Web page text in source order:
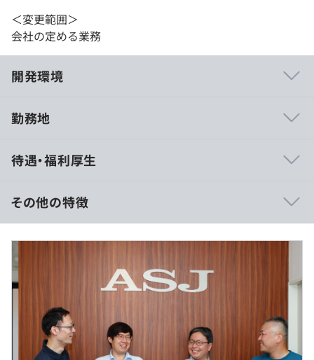
＜変更範囲＞
会社の定める業務
開発環境
して暗い雰囲気ではなく、穏やかで安定した、仕事がやり
100%自社サービスの開発になりますので、客先常駐はあ
りません。
＜クラウドサービス＞
■クラウドグループウェア『HotBiz』
■クラウド勤怠管理システム『TimeBiz』
■フリーアドレス在席管理サービス『セキメル』
■クラウド座席予約受付システム『シートリザーブ』
勤務地
待遇・福利厚生
月給：218,750円 〜 250,000円（固定手当含む）
昇給：年1回（4月）／賞与：年2回（9月・3月）
※賞与実績：年4ヶ月分程度
想定年収は年収提示額を保証するものではありません）
その他の特徴